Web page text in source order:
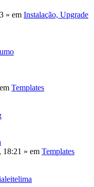
» em Instalação, Upgrade
Templates
18:21 » em Templates